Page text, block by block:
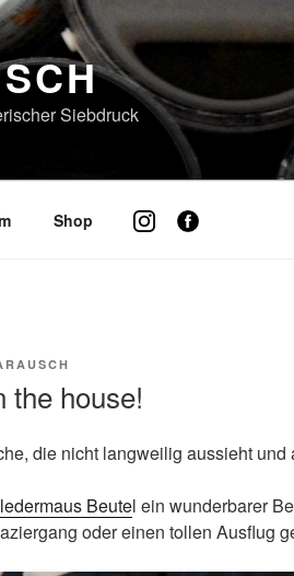
Siebdruck
Shop
house!
die nicht langweilig aussieht
Beutel ein wunderbarer
oder einen tollen Ausflug